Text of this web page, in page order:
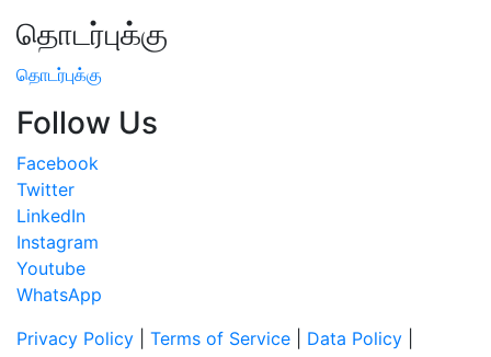
தொடர்புக்கு
தொடர்புக்கு
Follow Us
Facebook
Twitter
LinkedIn
Instagram
Youtube
WhatsApp
Privacy Policy
Terms of Service Data Policy